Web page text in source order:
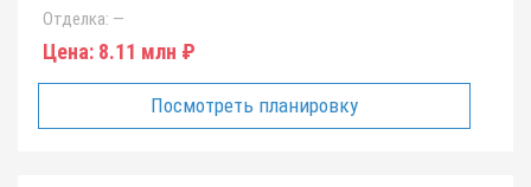
Отделка: —
Цена: 8.11 млн ₽
Посмотреть планировку